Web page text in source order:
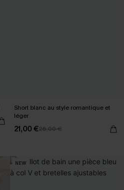
Short blanc au style romantique et
léger
21,00 €26,00 €
NEW